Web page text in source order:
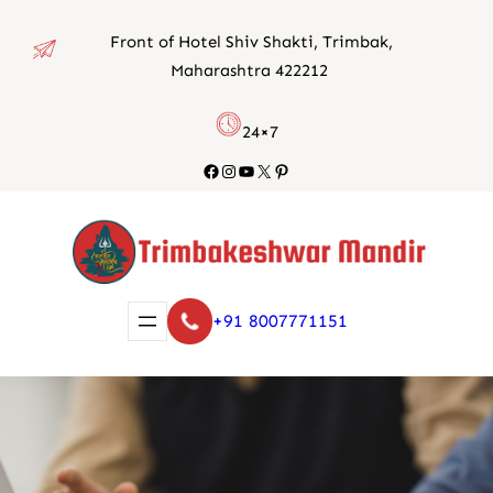
Front of Hotel Shiv Shakti, Trimbak,
Maharashtra 422212
24×7
Facebook
Instagram
YouTube
X Pinterest
+91 8007771151